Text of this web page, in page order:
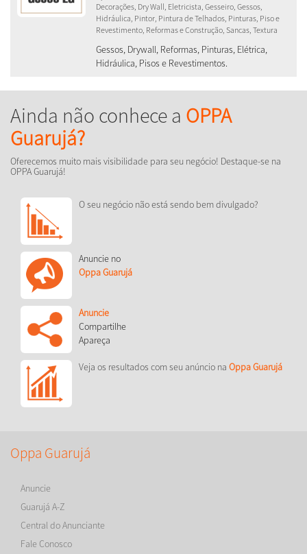
Decorações, Dry Wall, Eletricista, Gesseiro, Gessos,
Hidráulica, Pintor, Pintura de Telhados, Pinturas, Piso e
Revestimento, Reformas e Construção, Sancas, Textura
Gessos, Drywall, Reformas, Pinturas, Elétrica,
Hidráulica, Pisos e Revestimentos.
Ainda não conhece a OPPA
Guarujá?
Oferecemos muito mais visibilidade para seu negócio! Destaque-se na
OPPA Guarujá!
O seu negócio não está sendo bem divulgado?
Anuncie no
Oppa Guarujá
Anuncie
Compartilhe
Apareça
Veja os resultados com seu anúncio na Oppa Guarujá
Oppa Guarujá
Anuncie
Guarujá A-Z
Central do Anunciante
Fale Conosco